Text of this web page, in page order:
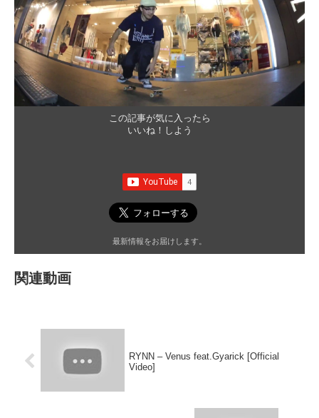
この記事が気に入ったら
いいね！しよう
最新情報をお届けします。
関連動画
RYNN – Venus feat.Gyarick [Official
Video]